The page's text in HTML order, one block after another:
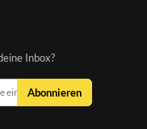
Inbox?
Abonnieren